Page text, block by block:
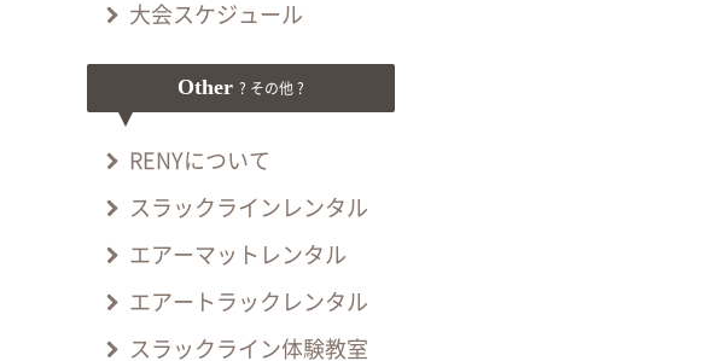
大会スケジュール
Other ? その他 ?
RENYについて
スラックラインレンタル
エアーマットレンタル
エアートラックレンタル
スラックライン体験教室